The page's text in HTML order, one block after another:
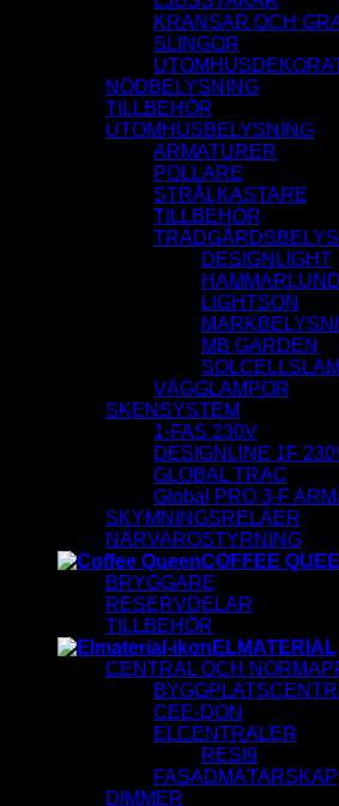
KRANSAR OCH
SLINGOR
NÖDBELYSNING
TILLBEHÖR
UTOMHUSBELYSNING
ARMATURER
POLLARE
STRÅLKASTARE
TILLBEHÖR
DESIGNLIGHT
LIGHTSON
MB GARDEN
VÄGGLAMPOR
SKENSYSTEM
1-FAS 230V
DESIGNLINE 1F
GLOBAL TRAC
Global PRO 3-F
SKYMNINGSRELÄER
NÄRVAROSTYRNING
COFFEE
BRYGGARE
RESERVDELAR
TILLBEHÖR
ELMATERIAL
CENTRAL OCH
CEE-DON
ELCENTRALER
RESI9
FASADMÄTARSKAP
DIMMER